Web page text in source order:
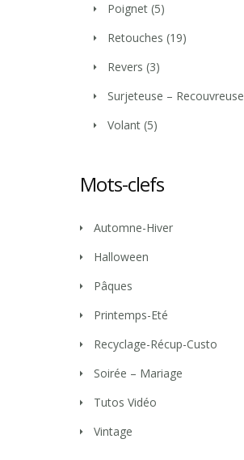
Poignet (5)
Retouches (19)
Revers (3)
Surjeteuse – Recouvreuse
Volant (5)
Mots-clefs
Automne-Hiver
Halloween
Pâques
Printemps-Eté
Recyclage-Récup-Custo
Soirée – Mariage
Tutos Vidéo
Vintage